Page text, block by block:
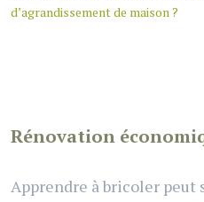
d’agrandissement de maison ?
Rénovation
Apprendre à bricoler peut